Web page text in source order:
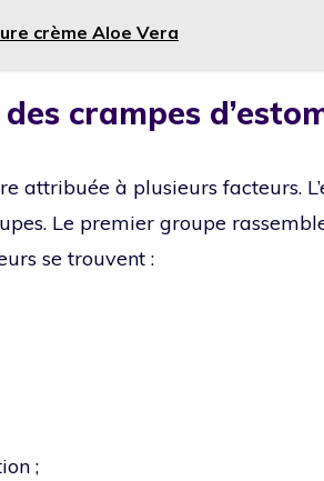
crème Aloe Vera
crampes
attribuée à plusieurs facteurs.
Le premier groupe
se trouvent :
;